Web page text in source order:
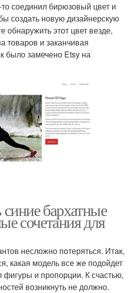
то соединил бирюзовый цвет и
создать новую дизайнерскую
этот цвет везде,
товаров и заканчивая
было замечено Etsy на
бархатные
сочетания для
несложно потеряться. Итак,
какая модель все же подойдет
фигуры и пропорции. К счастью,
возникнуть не должно.